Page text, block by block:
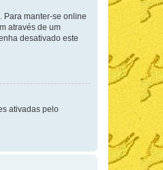
Para manter-se online
através de um
desativado este
ativadas pelo